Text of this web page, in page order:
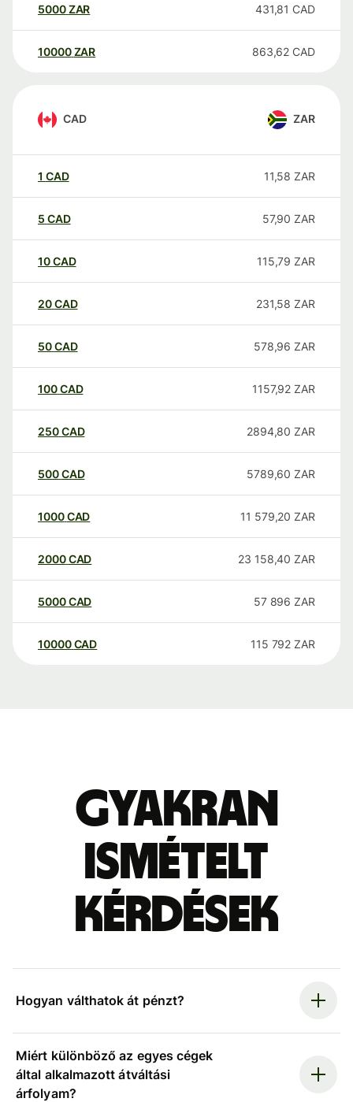
5000ZAR 431,81 CAD
10000 ZAR 863,62 CAD
CAD ZAR
1 CAD 11,58 ZAR
5 CAD 57,90 ZAR
10CAD 115,79 ZAR
20CAD 231,58 ZAR
50CAD 578,96 ZAR
100CAD 1157,92 ZAR
250CAD 2894,80 ZAR
500CAD 5789,60 ZAR
1000CAD 11 579,20 ZAR
2000CAD 23 158,40 ZAR
5000CAD 57 896 ZAR
10000 CAD 115 792 ZAR
Gyakran
ismételt
kérdések
Hogyan válthatok át pénzt?
Miért különböző az egyes cégek
által alkalmazott átváltási
árfolyam?